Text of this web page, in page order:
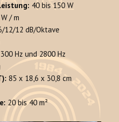
40 bis 150 W
/ m
12/12 dB/Oktave
300 Hz und 2800 Hz
85 x 18,6 x 30,8 cm
20 bis 40 m²